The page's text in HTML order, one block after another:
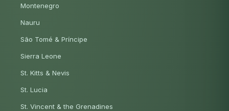
Montenegro
Nauru
São Tomé & Príncipe
Sierra Leone
St. Kitts & Nevis
St. Lucia
St. Vincent & the Grenadines